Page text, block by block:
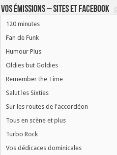
Vos émissions – Sites et Facebook
120 minutes
Fan de Funk
Humour Plus
Oldies but Goldies
Remember the Time
Salut les Sixties
Sur les routes de l'accordéon
Tous en scène et plus
Turbo Rock
Vos dédicaces dominicales